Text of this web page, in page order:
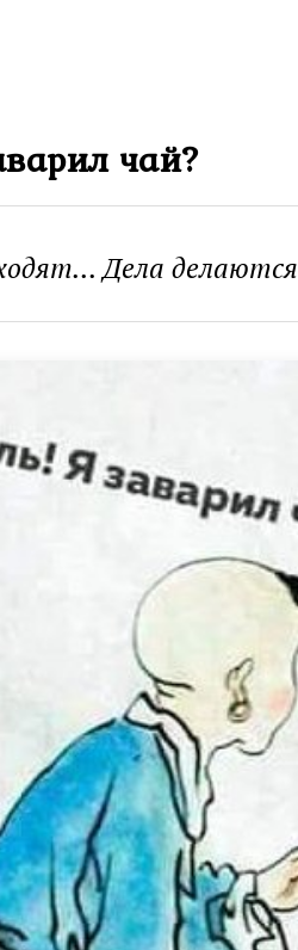
чай?
Дела